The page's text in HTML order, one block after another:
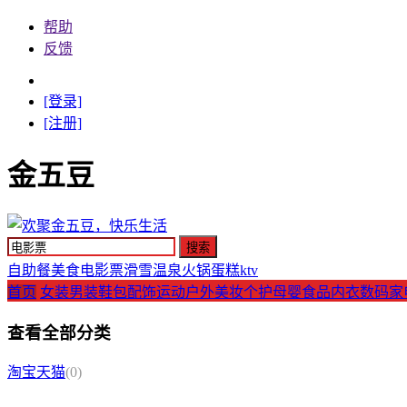
帮助
反馈
[登录]
[注册]
金五豆
自助餐美食电影票滑雪温泉火锅蛋糕ktv
首页 女装男装鞋包配饰运动户外美妆个护母婴食品内衣数码家
查看全部分类
淘宝天猫(0)